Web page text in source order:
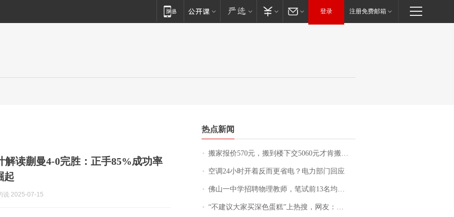
登录 注册免费邮箱
解读蒯曼4-0完胜：正手85%成功率
起
说 2025-07-15
热点新闻
搬家报价570元，搬到楼下交5060元才肯搬上楼！女子傻眼了……
空调24小时开着反而更省电？电力部门回应
佛山一中学招聘物理教师，笔试前13名均遭淘汰？教育局：已叫停招聘，成立调查组全面核查
“不建议大家买深色蛋糕”上热搜，网友：天塌了！